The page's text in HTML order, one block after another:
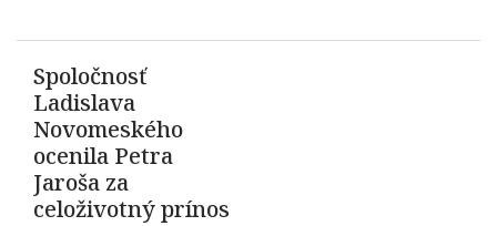
Spoločnosť
Ladislava
Novomeského
ocenila Petra
Jaroša za
celoživotný prínos